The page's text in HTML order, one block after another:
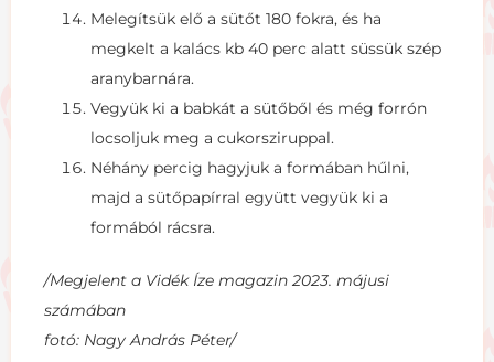
Melegítsük elő a sütőt 180 fokra, és ha
megkelt a kalács kb 40 perc alatt süssük szép
aranybarnára.
Vegyük ki a babkát a sütőből és még forrón
locsoljuk meg a cukorsziruppal.
Néhány percig hagyjuk a formában hűlni,
majd a sütőpapírral együtt vegyük ki a
formából rácsra.
/Megjelent a Vidék Íze magazin 2023. májusi
számában
fotó: Nagy András Péter/